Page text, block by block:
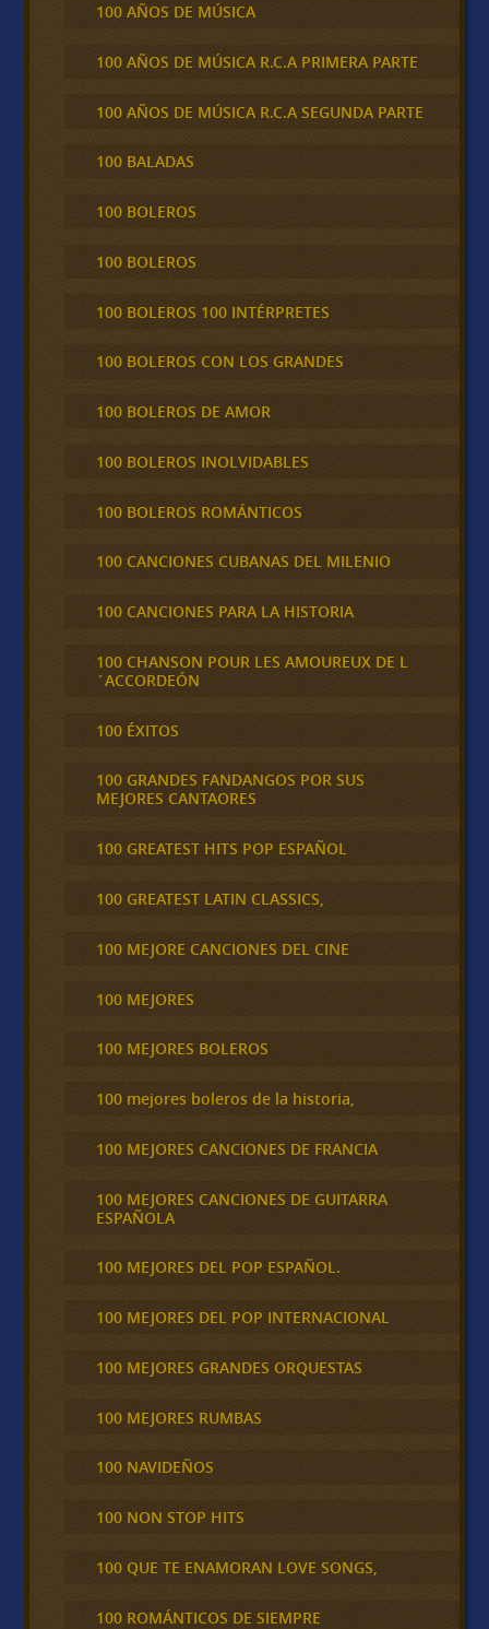
100 AÑOS DE MÚSICA
100 AÑOS DE MÚSICA R.C.A PRIMERA PARTE
100 AÑOS DE MÚSICA R.C.A SEGUNDA PARTE
100 BALADAS
100 BOLEROS
100 BOLEROS
100 BOLEROS 100 INTÉRPRETES
100 BOLEROS CON LOS GRANDES
100 BOLEROS DE AMOR
100 BOLEROS INOLVIDABLES
100 BOLEROS ROMÁNTICOS
100 CANCIONES CUBANAS DEL MILENIO
100 CANCIONES PARA LA HISTORIA
100 CHANSON POUR LES AMOUREUX DE L
´ACCORDEÓN
100 ÉXITOS
100 GRANDES FANDANGOS POR SUS
MEJORES CANTAORES
100 GREATEST HITS POP ESPAÑOL
100 GREATEST LATIN CLASSICS,
100 MEJORE CANCIONES DEL CINE
100 MEJORES
100 MEJORES BOLEROS
100 mejores boleros de la historia,
100 MEJORES CANCIONES DE FRANCIA
100 MEJORES CANCIONES DE GUITARRA
ESPAÑOLA
100 MEJORES DEL POP ESPAÑOL.
100 MEJORES DEL POP INTERNACIONAL
100 MEJORES GRANDES ORQUESTAS
100 MEJORES RUMBAS
100 NAVIDEÑOS
100 NON STOP HITS
100 QUE TE ENAMORAN LOVE SONGS,
100 ROMÁNTICOS DE SIEMPRE